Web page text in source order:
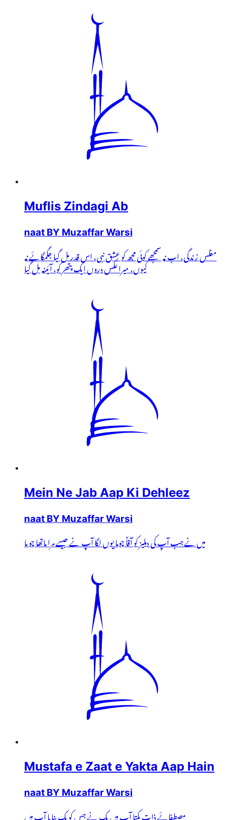
Muflis Zindagi Ab
naat BY Muzaffar Warsi
مفلس زندگی، اب نہ سمجھے کوئی مجھ کو عشق نبی، اس قدر مل گیا جگمگائے نہ
کیوں، میرا عکس دروں ایک پتھر کو، آئینہ مل گیا
Mein Ne Jab Aap Ki Dehleez
naat BY Muzaffar Warsi
میں نے جب آپ کی دہلیز کو آقاؐ چوما یوں لگا آپ نے جیسے مرا ماتھا چو ما
Mustafa e Zaat e Yakta Aap Hain
naat BY Muzaffar Warsi
مصطفائے ذاتِ یکتا آپ ہیں یک نے جس کو یک بنایا آپ ہیں